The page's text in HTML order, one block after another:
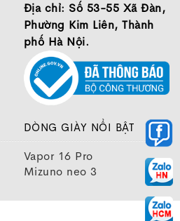
Địa chỉ: Số 53-55 Xã Đàn,
Phường Kim Liên, Thành
phố Hà Nội.
DÒNG GIÀY NỔI BẬT
Vapor 16 Pro
Mizuno neo 3